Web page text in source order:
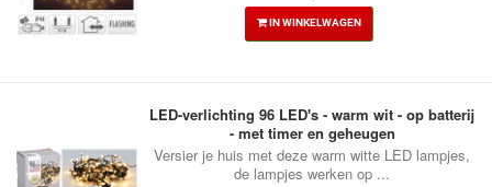
IN WINKELWAGEN
LED-verlichting 96 LED's - warm wit - op batterij
- met timer en geheugen
Versier je huis met deze warm witte LED lampjes,
de lampjes werken op ...